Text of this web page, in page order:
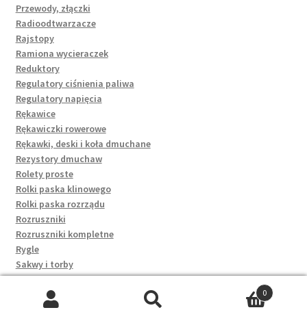
Przewody, złączki
Radioodtwarzacze
Rajstopy
Ramiona wycieraczek
Reduktory
Regulatory ciśnienia paliwa
Regulatory napięcia
Rękawice
Rękawiczki rowerowe
Rękawki, deski i koła dmuchane
Rezystory dmuchaw
Rolety proste
Rolki paska klinowego
Rolki paska rozrządu
Rozruszniki
Rozruszniki kompletne
Rygle
Sakwy i torby
Samochody i pojazdy
Saszetki
Saszetki i nerki
0